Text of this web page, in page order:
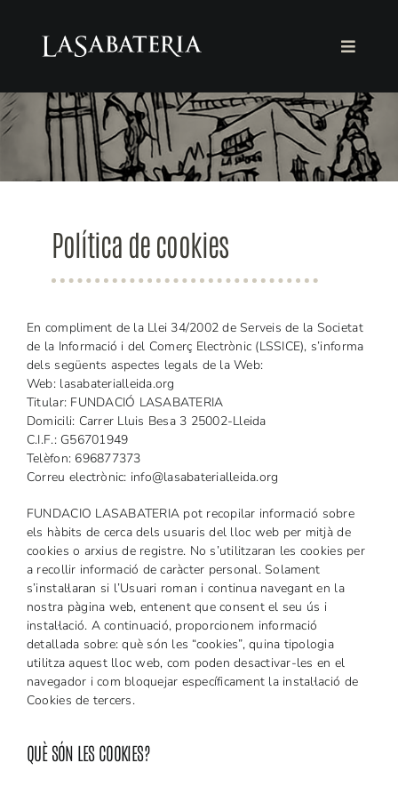
content
Toggle
LA FUNDACIÓ
LA LLIBRERIA
COL·LABORA
Política de cookies
En compliment de la Llei 34/2002 de Serveis de la Societat
de la Informació i del Comerç Electrònic (LSSICE), s’informa
dels següents aspectes legals de la Web:
Web: lasabaterialleida.org
Titular: FUNDACIÓ LASABATERIA
Domicili: Carrer Lluis Besa 3 25002-Lleida
C.I.F.: G56701949
Telèfon: 696877373
Correu electrònic: info@lasabaterialleida.org
FUNDACIO LASABATERIA pot recopilar informació sobre
els hàbits de cerca dels usuaris del lloc web per mitjà de
cookies o arxius de registre. No s’utilitzaran les cookies per
a recollir informació de caràcter personal. Solament
s’instal·laran si l’Usuari roman i continua navegant en la
nostra pàgina web, entenent que consent el seu ús i
instal·lació. A continuació, proporcionem informació
detallada sobre: què són les “cookies”, quina tipologia
utilitza aquest lloc web, com poden desactivar-les en el
navegador i com bloquejar específicament la instal·lació de
Cookies de tercers.
QUÈ SÓN LES COOKIES?